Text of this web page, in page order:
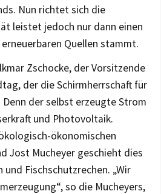
Nun richtet sich die
leistet jedoch nur dann einen
Quellen stammt.
Zschocke, der Vorsitzende
der die Schirmherrschaft für
der selbst erzeugte Strom
und Photovoltaik.
ökonomischen
Jost Mucheyer geschieht dies
Fischschutzrechen. „Wir
so die Mucheyers,